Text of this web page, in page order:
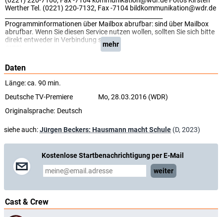
Werther Tel. (0221) 220-7132, Fax -7104 bildkommunikation@wdr.de
Programminformationen über Mailbox abrufbar: sind über Mailbox
abrufbar. Wenn Sie diesen Service nutzen wollen, sollten Sie sich bitte
direkt entweder in Verbindung setzen.
mehr
Daten
Länge: ca. 90 min.
Deutsche TV-Premiere
Mo, 28.03.2016 (WDR)
Originalsprache: Deutsch
siehe auch:Jürgen Beckers: Hausmann macht Schule (D, 2023)
Kostenlose Startbenachrichtigung per E-Mail
weiter
Cast & Crew